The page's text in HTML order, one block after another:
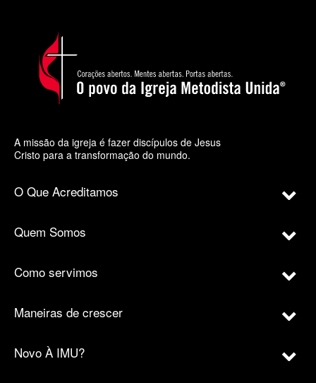
A missão da igreja é fazer discípulos de Jesus
Cristo para a transformação do mundo.
O Que Acreditamos
Quem Somos
Como servimos
Maneiras de crescer
Novo À IMU?